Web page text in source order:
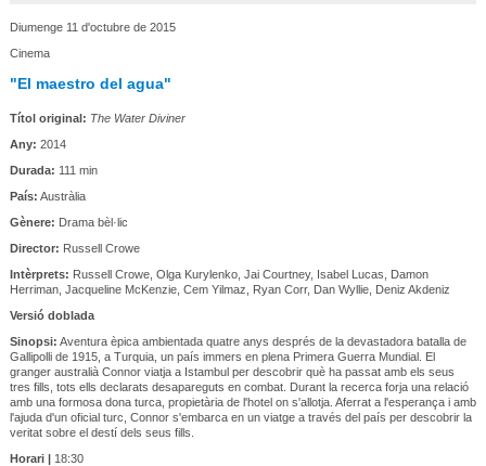
Diumenge 11 d'octubre de 2015
Cinema
"El maestro del agua"
Títol original: The Water Diviner
Any: 2014
Durada: 111 min
País: Austràlia
Gènere: Drama bèl·lic
Director: Russell Crowe
Intèrprets: Russell Crowe, Olga Kurylenko, Jai Courtney, Isabel Lucas, Damon
Herriman, Jacqueline McKenzie, Cem Yilmaz, Ryan Corr, Dan Wyllie, Deniz Akdeniz
Versió doblada
Sinopsi: Aventura èpica ambientada quatre anys després de la devastadora batalla de
Gallipolli de 1915, a Turquia, un país immers en plena Primera Guerra Mundial. El
granger australià Connor viatja a Istambul per descobrir què ha passat amb els seus
tres fills, tots ells declarats desapareguts en combat. Durant la recerca forja una relació
amb una formosa dona turca, propietària de l'hotel on s'allotja. Aferrat a l'esperança i amb
l'ajuda d'un oficial turc, Connor s'embarca en un viatge a través del país per descobrir la
veritat sobre el destí dels seus fills.
Horari |18:30